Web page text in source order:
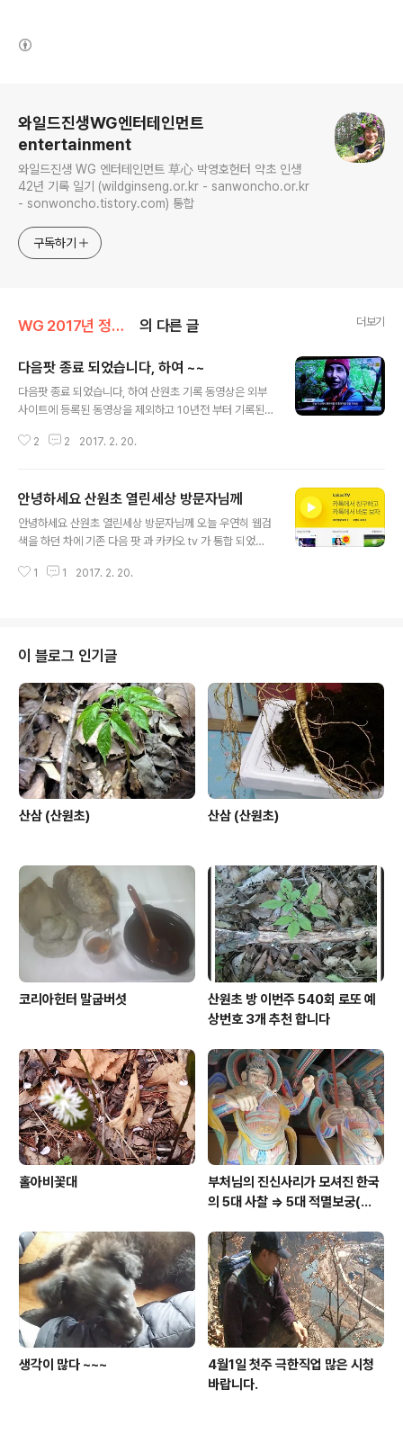
와일드진생WG엔터테인먼트
entertainment
와일드진생 WG 엔터테인먼트 草心 박영호헌터 약초 인생
42년 기록 일기 (wildginseng.or.kr - sanwoncho.or.kr
- sonwoncho.tistory.com) 통합
구독하기
WG 2017년 정유년 기록 의 다른 글 더보기
다음팟 종료 되었습니다, 하여 ~~
다음팟 종료 되었습니다, 하여 산원초 기록 동영상은 외부
사이트에 등록된 동영상을 제외하고 10년전 부터 기록된
가능 합니다. http://tv.kakao.com/channel/268452
2 2 2017. 2. 20.
안녕하세요 산원초 열린세상 방문자님께
안녕하세요 산원초 열린세상 방문자님께 오늘 우연히 웹검
색을 하던 차에 기존 다음 팟 과 카카오 tv 가 통합 되었다
카카오 tv 로 이양 신청을 하였습니다. 이양 소요시간이 5
지인님들과 회원님들께 알려 드립니다 새로운 보금자리로
가는 산원초 기존 동영상 241개에 대한 부분은 이곳 티스
토리 게시글에 기록으로 남겨 둡니다. 감사합니다. 2017
년 2월 20일
1 1 2017. 2. 20.
이 블로그 인기글
산삼 (산원초) 산삼 (산원초)
코리아헌터 말굽버섯
산원초 방 이번주 540회 로또 예
상번호 3개 추천 합니다
홀아비꽃대
부처님의 진신사리가 모셔진 한국
의 5대 사찰 => 5대 적멸보궁(寂
생각이 많다 ~~~
4월1일 첫주 극한직업 많은 시청
바랍니다.